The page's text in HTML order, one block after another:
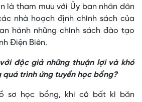
là tham mưu với Ủy ban nhân dân
nhà hoạch định chính sách của
hành những chính sách đào tạo
Điện Biên.
độc giả những thuận lợi và khó
trình ứng tuyển học bổng?
sơ học bổng, khi có bất kì băn